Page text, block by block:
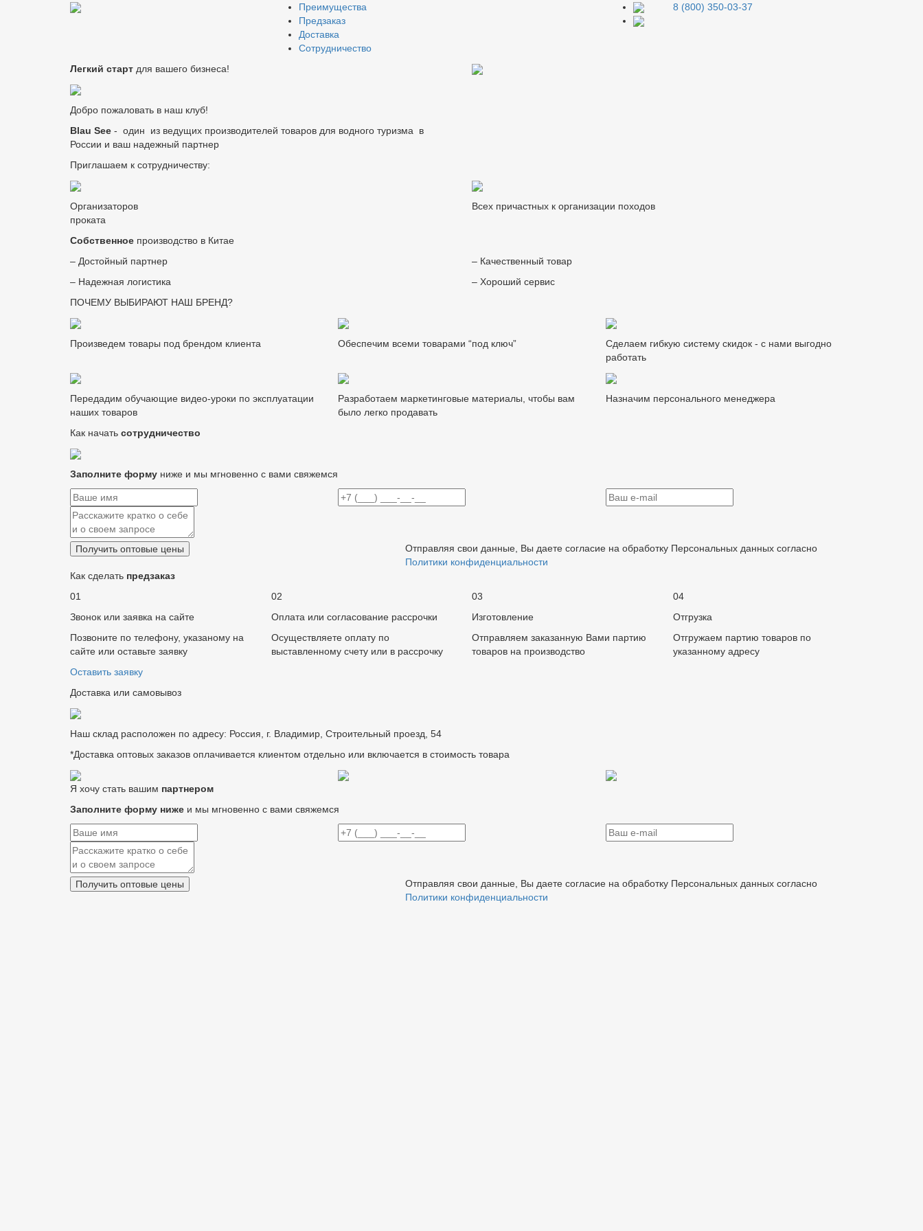
Преимущества
Предзаказ
Доставка
Сотрудничество
8 (800) 350-03-37
Легкий старт для вашего бизнеса!
Добро пожаловать в наш клуб!
Blau See - один из ведущих производителей товаров для водного туризма в
России и ваш надежный партнер
Приглашаем к сотрудничеству:
Организаторов
проката
Всех причастных к организации походов
Собственное производство в Китае
– Достойный партнер
– Качественный товар
– Надежная логистика
– Хороший сервис
ПОЧЕМУ ВЫБИРАЮТ НАШ БРЕНД?
Произведем товары под брендом клиента Обеспечим всеми товарами “под ключ”
Сделаем гибкую систему скидок - с нами выгодно
работать
Передадим обучающие видео-уроки по эксплуатации
наших товаров
Разработаем маркетинговые материалы, чтобы вам
было легко продавать
Назначим персонального менеджера
Как начать сотрудничество
Заполните форму ниже и мы мгновенно с вами свяжемся
Отправляя свои данные, Вы даете согласие на обработку Персональных данных согласно
Политики конфиденциальности
Как сделать предзаказ
01
Звонок или заявка на сайте
Позвоните по телефону, указаному на
сайте или оставьте заявку
Оставить заявку
02
Оплата или согласование рассрочки
Осуществляете оплату по
выставленному счету или в рассрочку
03
Изготовление
Отправляем заказанную Вами партию
товаров на производство
04
Отгрузка
Отгружаем партию товаров по
указанному адресу
Доставка или самовывоз
Наш склад расположен по адресу: Россия, г. Владимир, Строительный проезд, 54
*Доставка оптовых заказов оплачивается клиентом отдельно или включается в стоимость товара
Я хочу стать вашим партнером
Заполните форму ниже и мы мгновенно с вами свяжемся
Отправляя свои данные, Вы даете согласие на обработку Персональных данных согласно
Политики конфиденциальности